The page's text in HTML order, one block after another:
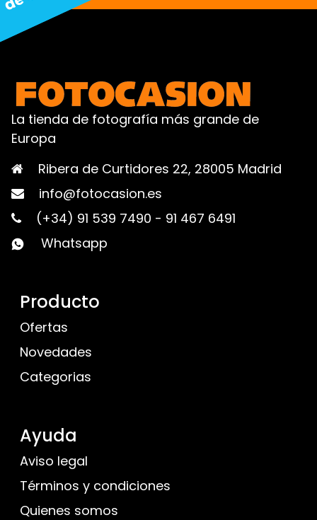
La tienda de fotografía más grande de
Europa
Ribera de Curtidores 22, 28005 Madrid
info@fotocasion.es
(+34) 91 539 7490 - 91 467 6491
Whatsapp
Producto
Ofertas
Novedades
Categorias
Ayuda
Aviso legal
Términos y condiciones
Quienes somos